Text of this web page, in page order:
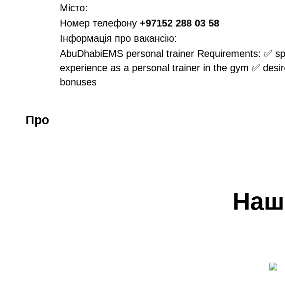
Місто:
Номер телефону +97152 288 03 58
Інформація про вакансію:
AbuDhabiEMS personal trainer Requirements: ✅
experience as a personal trainer in the gym ✅
bonuses
Про